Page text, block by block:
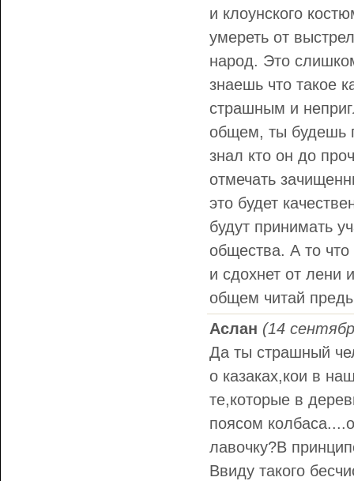
и клоунского
умереть от
народ. Это
знаешь что такое
страшным и
общем, ты будешь
знал кто он до
отмечать
это будет
будут принимать
общества. А то что
и сдохнет от лени
общем читай
Аслан (14
Да ты страшный
о казаках,кои в
те,которые в
поясом
лавочку?В
Ввиду такого